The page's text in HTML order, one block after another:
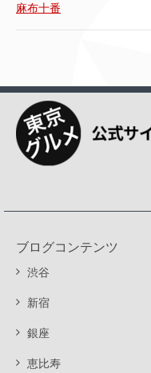
麻布十番
ブログコンテンツ
渋谷
新宿
銀座
恵比寿